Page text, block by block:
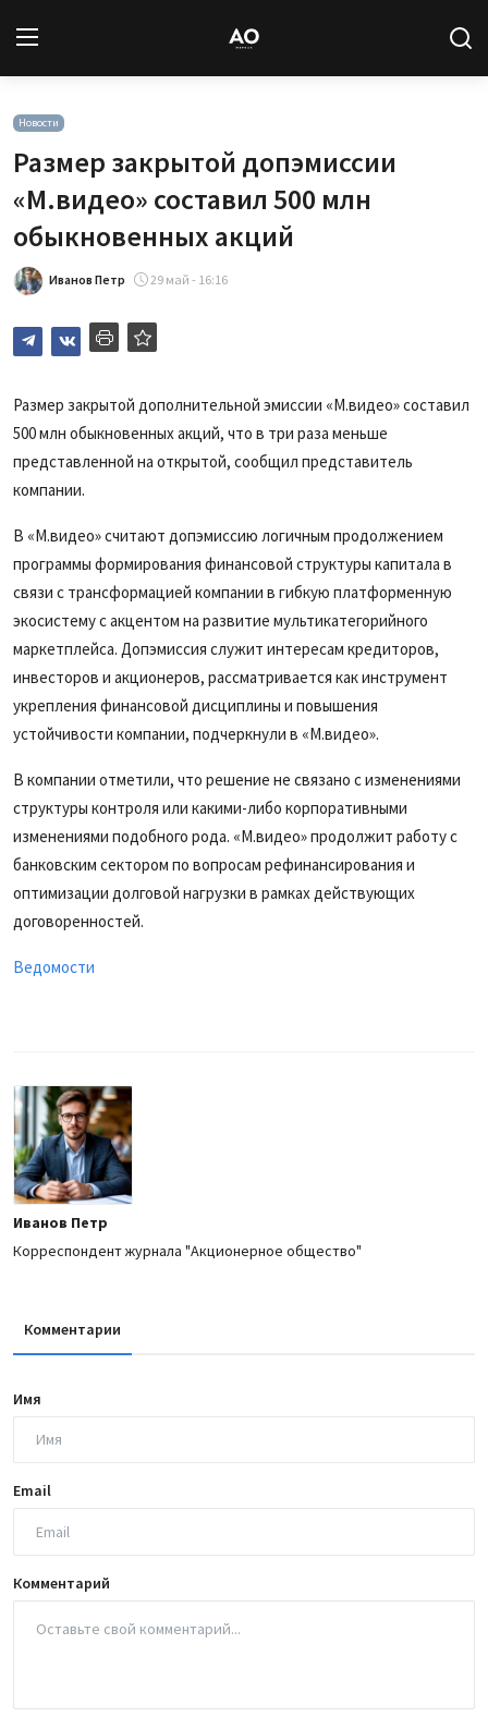
Статьи
Авторы
Архив
База знаний
Новости
Размер закрытой допэмиссии
«М.видео» составил 500 млн
обыкновенных акций
Иванов Петр 29 май - 16:16
Размер закрытой дополнительной эмиссии «М.видео» составил
500 млн обыкновенных акций, что в три раза меньше
представленной на открытой, сообщил представитель
компании.
В «М.видео» считают допэмиссию логичным продолжением
программы формирования финансовой структуры капитала в
связи с трансформацией компании в гибкую платформенную
экосистему с акцентом на развитие мультикатегорийного
маркетплейса. Допэмиссия служит интересам кредиторов,
инвесторов и акционеров, рассматривается как инструмент
укрепления финансовой дисциплины и повышения
устойчивости компании, подчеркнули в «М.видео».
В компании отметили, что решение не связано с изменениями
структуры контроля или какими-либо корпоративными
изменениями подобного рода. «М.видео» продолжит работу с
банковским сектором по вопросам рефинансирования и
оптимизации долговой нагрузки в рамках действующих
договоренностей.
Ведомости
Иванов Петр
Корреспондент журнала "Акционерное общество"
Комментарии
Имя
Email
Комментарий